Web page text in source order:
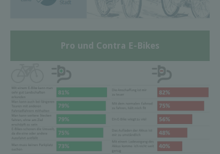
Pro und Contra E-Bikes